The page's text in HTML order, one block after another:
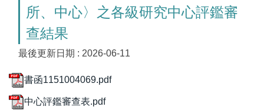
所、中心〉之各級研究中心評鑑審
查結果
最後更新日期 : 2026-06-11
書函1151004069.pdf
中心評鑑審查表.pdf